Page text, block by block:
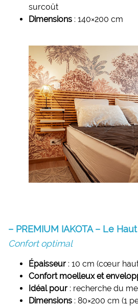
surcoût
Dimensions : 140×200 cm
– PREMIUM IAKOTA – Le
Confort optimal
Épaisseur : 10 cm (cœur
Confort moelleux et
Idéal pour : recherche du
Dimensions : 80×200 cm (1